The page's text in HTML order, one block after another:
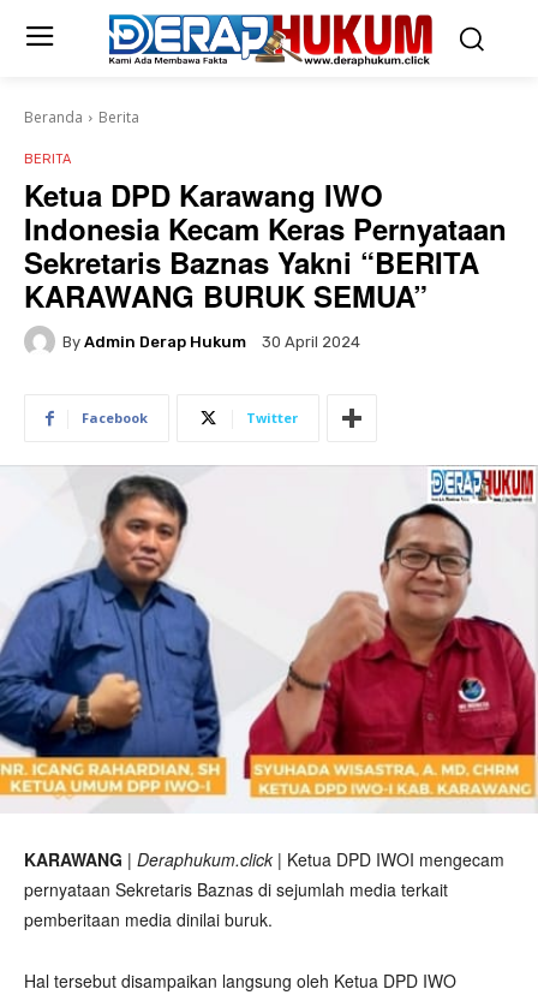
Beranda Berita
BERITA
Ketua DPD Karawang IWO
Indonesia Kecam Keras Pernyataan
Sekretaris Baznas Yakni “BERITA
KARAWANG BURUK SEMUA”
By Admin Derap Hukum 30 April 2024
Facebook Twitter
KARAWANG | Deraphukum.click | Ketua DPD IWOI mengecam
pernyataan Sekretaris Baznas di sejumlah media terkait
pemberitaan media dinilai buruk.
Hal tersebut disampaikan langsung oleh Ketua DPD IWO